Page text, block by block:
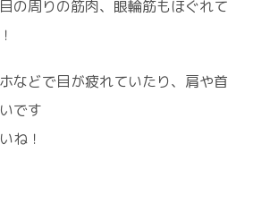
の周りの筋肉、眼輪筋もほぐれて
などで目が疲れていたり、肩や首
です
ね！